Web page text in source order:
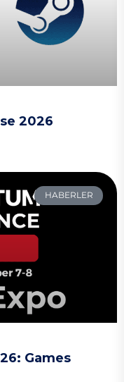
2026
HABERLER
Games